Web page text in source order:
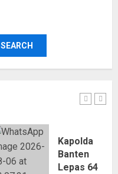
SEARCH
Kapolda
Banten
Lepas 64